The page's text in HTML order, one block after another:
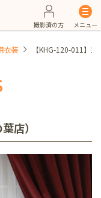
撮影済の方 メニュー
衣装 【KHG-120-011】
店）